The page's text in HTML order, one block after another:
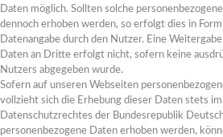
Daten möglich. Sollten solche
dennoch erhoben werden, so erfolgt dies in
Datenangabe durch den Nutzer. Eine
Daten an Dritte erfolgt nicht, sofern keine
Nutzers abgegeben wurde.
Sofern auf unseren Webseiten
vollzieht sich die Erhebung dieser Daten stets
Datenschutzrechtes der Bundesrepublik
personenbezogene Daten erhoben werden,